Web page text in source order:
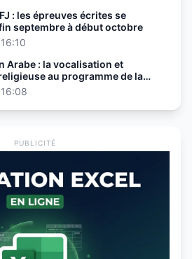
: les épreuves écrites se
septembre à début octobre
Arabe : la vocalisation et
au programme de la
PUBLICITÉ